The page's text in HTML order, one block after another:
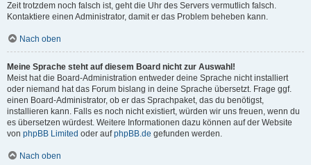
Zeit trotzdem noch falsch ist, geht die Uhr des Servers vermutlich falsch.
Kontaktiere einen Administrator, damit er das Problem beheben kann.
Nach oben
Meine Sprache steht auf diesem Board nicht zur Auswahl!
Meist hat die Board-Administration entweder deine Sprache nicht installiert
oder niemand hat das Forum bislang in deine Sprache übersetzt. Frage ggf.
einen Board-Administrator, ob er das Sprachpaket, das du benötigst,
installieren kann. Falls es noch nicht existiert, würden wir uns freuen, wenn du
es übersetzen würdest. Weitere Informationen dazu können auf der Website
von phpBB Limited oder aufphpBB.de gefunden werden.
Nach oben